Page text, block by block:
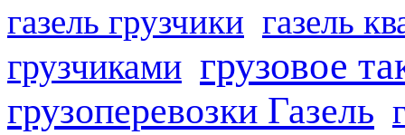
газель грузчики газель
грузчиками грузовое
грузоперевозки Газель